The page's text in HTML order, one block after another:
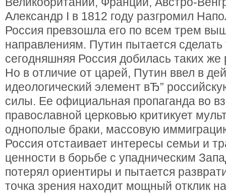
Александр I в 1812 году разгромил
Россия превзошла его по всем трем
направлениям. Путин пытается сделать
сегодняшняя Россия добилась таких же
Но в отличие от царей, Путин ввел в
идеологический элемент вЂ”
силы. Ее официальная пропаганда во
православной церковью критикует
однополые браки, массовую
Россия отстаивает интересы семьи и
ценности в борьбе с упадническим
потерял ориентиры и пытается
точка зрения находит мощный отклик